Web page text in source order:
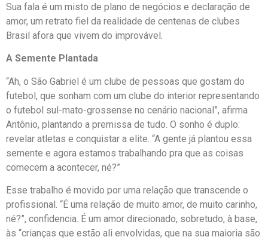
Sua fala é um misto de plano de negócios e declaração de
amor, um retrato fiel da realidade de centenas de clubes
Brasil afora que vivem do improvável.
A Semente Plantada
“Ah, o São Gabriel é um clube de pessoas que gostam do
futebol, que sonham com um clube do interior representando
o futebol sul-mato-grossense no cenário nacional”, afirma
Antônio, plantando a premissa de tudo. O sonho é duplo:
revelar atletas e conquistar a elite. “A gente já plantou essa
semente e agora estamos trabalhando pra que as coisas
comecem a acontecer, né?”
Esse trabalho é movido por uma relação que transcende o
profissional. “É uma relação de muito amor, de muito carinho,
né?”, confidencia. É um amor direcionado, sobretudo, à base,
às “crianças que estão ali envolvidas, que na sua maioria são